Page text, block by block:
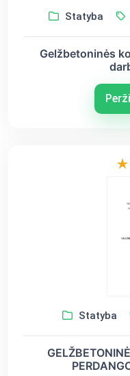
Statyba
Gelžbetoninės
Statyba